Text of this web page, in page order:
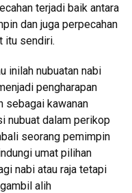
terjadi baik antara
dan juga perpecahan
itu sendiri.
inilah nubuatan nabi
pengharapan
sebagai kawanan
nubuat dalam perikop
seorang pemimpin
umat pilihan
nabi atau raja tetapi
alih